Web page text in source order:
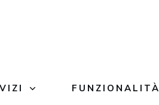
FUNZIONALITÀ